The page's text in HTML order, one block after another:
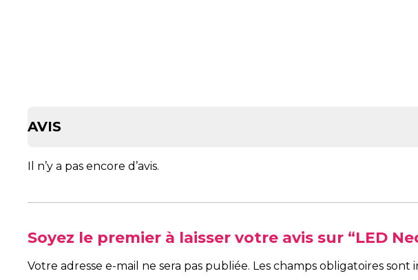
AVIS
Il n’y a pas encore d’avis.
Soyez le premier à laisser votre avis sur “LED
Votre adresse e-mail ne sera pas publiée. Les champs obligatoires sont